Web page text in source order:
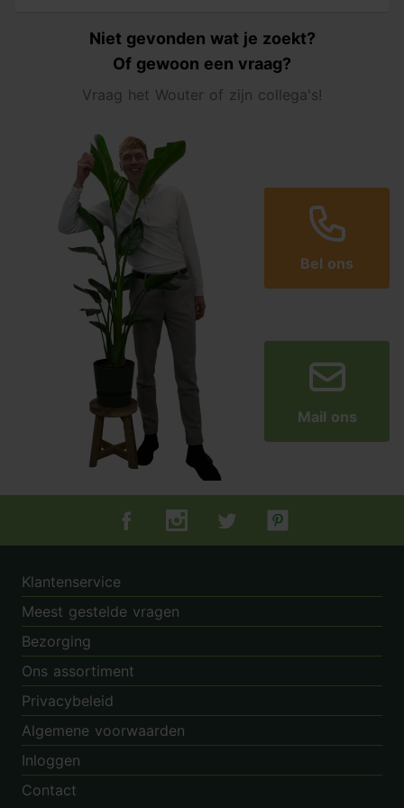
Niet gevonden wat je zoekt?
Of gewoon een vraag?
Vraag het Wouter of zijn collega's!
Bel ons
Mail ons
Tuincentrum.nl op Facebook
Tuincentrum.nl op Instagram
Tuincentrum.nl op Twitter
Tuincentrum.nl op
Klantenservice
Meest gestelde vragen
Bezorging
Ons assortiment
Privacybeleid
Algemene voorwaarden
Inloggen
Contact